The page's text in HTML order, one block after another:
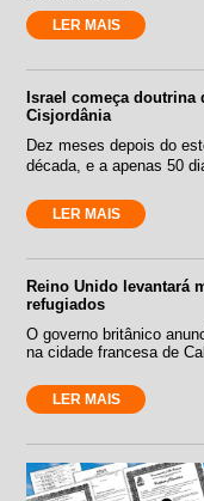
LER MAIS
Israel começa doutrina
Cisjordânia
Dez meses depois do
década, e a apenas 50
LER MAIS
Reino Unido levantará
refugiados
O governo britânico
na cidade francesa de
LER MAIS